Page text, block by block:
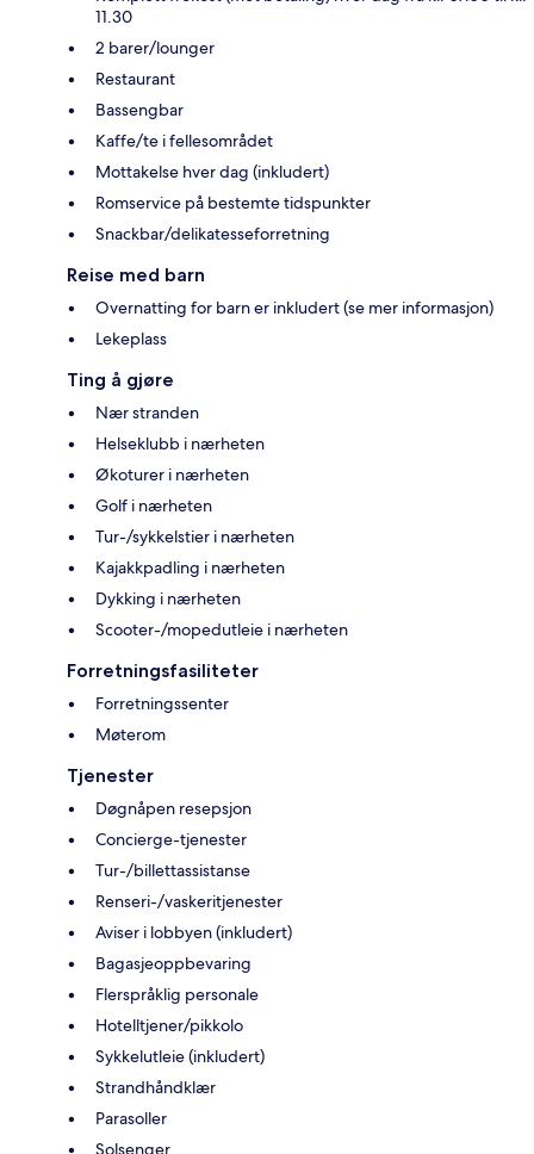
11.30
2 barer/lounger
Restaurant
Bassengbar
Kaffe/te i fellesområdet
Mottakelse hver dag (inkludert)
Romservice på bestemte tidspunkter
Snackbar/delikatesseforretning
Reise med barn
Overnatting for barn er inkludert (se mer informasjon)
Lekeplass
Ting å gjøre
Nær stranden
Helseklubb i nærheten
Økoturer i nærheten
Golf i nærheten
Tur-/sykkelstier i nærheten
Kajakkpadling i nærheten
Dykking i nærheten
Scooter-/mopedutleie i nærheten
Forretningsfasiliteter
Forretningssenter
Møterom
Tjenester
Døgnåpen resepsjon
Concierge-tjenester
Tur-/billettassistanse
Renseri-/vaskeritjenester
Aviser i lobbyen (inkludert)
Bagasjeoppbevaring
Flerspråklig personale
Hotelltjener/pikkolo
Sykkelutleie (inkludert)
Strandhåndklær
Parasoller
Solsenger